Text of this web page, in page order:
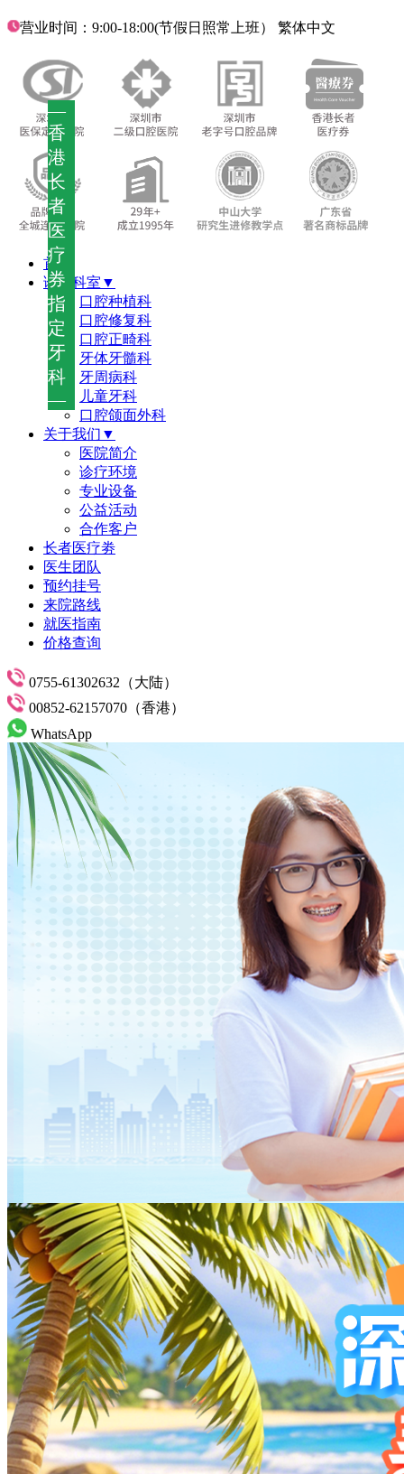
—
香
港
长
者
医
疗
券
指
定
牙
科
—
营业时间：9:00-18:00(节假日照常上班） 繁体中文
首页
诊疗科室▼
口腔种植科
口腔修复科
口腔正畸科
牙体牙髓科
牙周病科
儿童牙科
口腔颌面外科
关于我们▼
医院简介
诊疗环境
专业设备
公益活动
合作客户
长者医疗劵
医生团队
预约挂号
来院路线
就医指南
价格查询
0755-61302632（大陆）
00852-62157070（香港）
WhatsApp